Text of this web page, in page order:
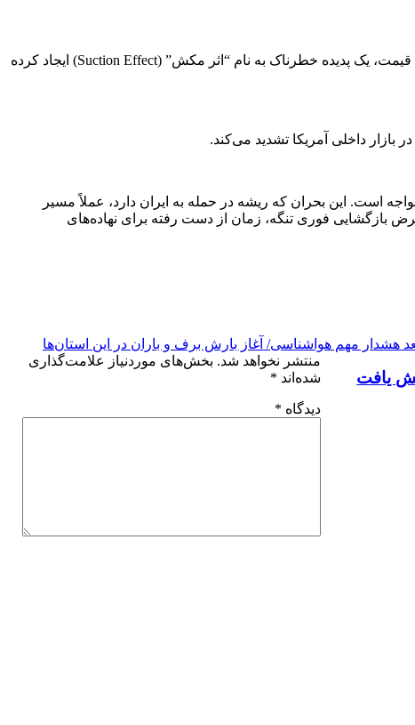
یک پارادوکس عجیب در بازار کود ایجاد شده است. قیمت اوره در بندر نیواورلئان تقریباً 119 دلار از میانگین جهانی کمتر است . این اختلاف قیمت، یک پدیده خطرناک به نام “اثر مکش” (Suction Effect) ایجاد کرده
داخلی آمریکا تشدید می‌کند.
است. این بحران که ریشه در حمله به ایران دارد، عملاً مسیر
بازگشایی فوری تنگه، زمان از دست رفته برای نهاده‌های
هشدار مهم هواشناسی/ آغاز بارش برف و باران در این استان‌ها
یافت
منتشر نخواهد شد. بخش‌های موردنیاز علامت‌گذاری
شده‌اند *
دیدگاه *